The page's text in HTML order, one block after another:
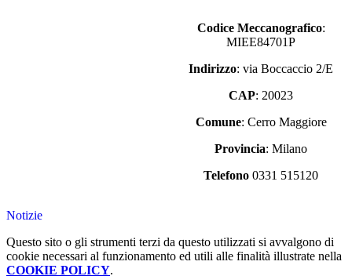
Codice Meccanografico:
MIEE84701P
Indirizzo: via Boccaccio 2/E
CAP: 20023
Comune: Cerro Maggiore
Provincia: Milano
Telefono 0331 515120
Notizie
Questo sito o gli strumenti terzi da questo utilizzati si avvalgono di
cookie necessari al funzionamento ed utili alle finalità illustrate nella
COOKIE POLICY.